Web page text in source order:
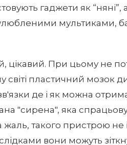
гаджети як
мультиками,
цікавий. При цьому не
світі пластичний мозок
де і як можна
"сирена", яка
такого пристрою не
вони можуть